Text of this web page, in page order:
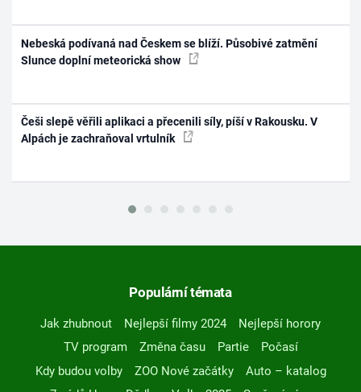
Nebeská podívaná nad Českem se blíží. Působivé zatmění
Slunce doplní meteorická show
Češi slepě věřili aplikaci a přecenili síly, píší v Rakousku. V
Alpách je zachraňoval vrtulník
Populární témata
Jak zhubnout Nejlepší filmy 2024
Nejlepší horory
TV program
Změna času Partie
Počasí
Kdy budou volby
ZOO Nové začátky
Auto – katalog